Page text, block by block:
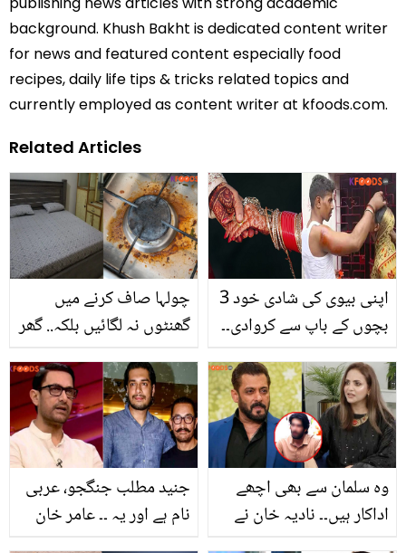
background. Khush Bakht is dedicated content writer
for news and featured content especially food
recipes, daily life tips & tricks related topics and
currently employed as content writer at kfoods.com.
Related Articles
چولہا صاف کرنے میں
گھنٹوں نہ لگائیں بلکہ.. گھر
کرنے کی 3 آسان ٹرک جو
وقت بھی بچائیں اور پیسے
بھی
اپنی بیوی کی شادی خود 3
بچوں کے باپ سے کروادی۔۔
غریب کام کرنے کی کیا وجہ
بتائی؟
جنید مطلب جنگجو، عربی
نام ہے اور یہ ۔۔ عامر خان
وہ سلمان سے بھی اچھے
اداکار ہیں۔۔ نادیہ خان نے